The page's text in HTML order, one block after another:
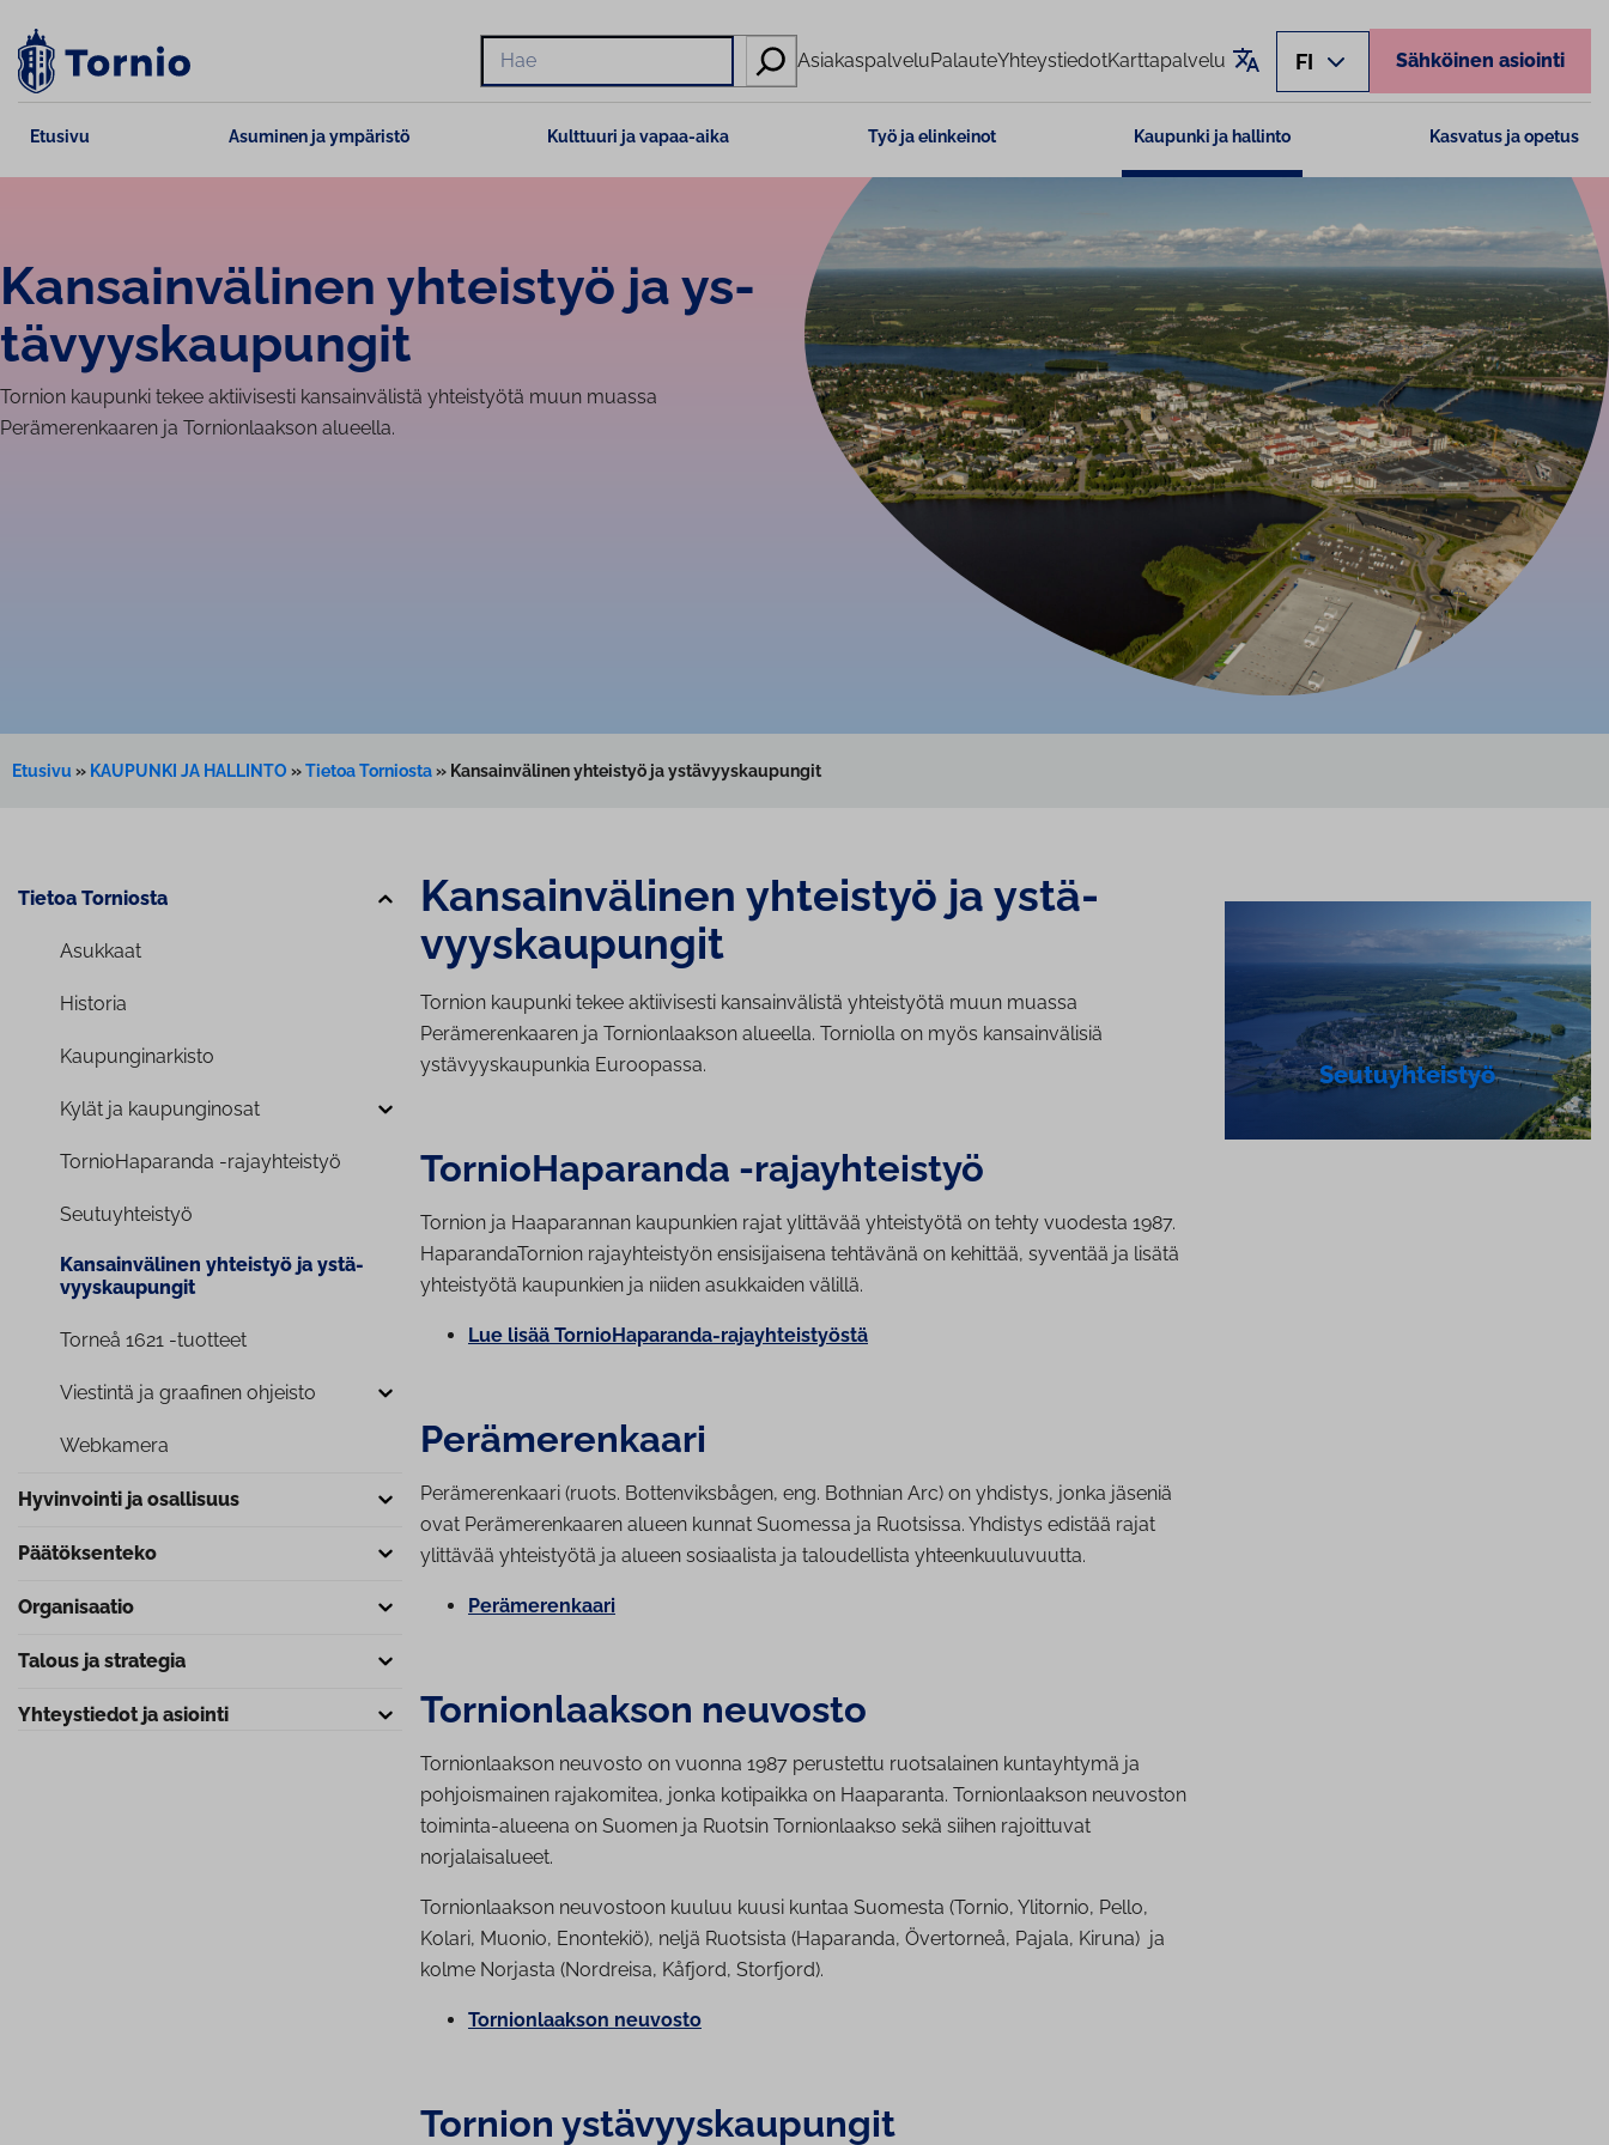
sisältöön
Hae
AsiakaspalveluPalauteYhteystiedotKarttapalvelu Käännä sivu
FI Sähköinen asiointi
Etusivu Asuminen ja ympäristö Kulttuuri ja vapaa-aika Työ ja elinkeinot Kaupunki ja hallinto Kasvatus ja opetus
Kan­sain­vä­li­nen yhteistyö ja ys­
tä­vyys­kau­pun­git
Tornion kaupunki tekee aktiivisesti kansainvälistä yhteistyötä muun muassa
Perämerenkaaren ja Tornionlaakson alueella.
Etusivu » KAUPUNKI JA HALLINTO »Tietoa Torniosta» Kansainvälinen yhteistyö ja ystävyyskaupungit
Tietoa Torniosta
Asukkaat
Historia
Kau­pun­gi­nar­kis­to
Kylät ja kau­pun­gin­osat
Tor­nio­Ha­pa­ran­da -ra­jayh­teis­työ
Seu­tu­yh­teis­työ
Kan­sain­vä­li­nen yhteistyö ja ys­tä­
vyys­kau­pun­git
Torneå 1621 -tuotteet
Viestintä ja graafinen ohjeisto
Webkamera
Hyvinvointi ja osallisuus
Pää­tök­sen­te­ko
Or­ga­ni­saa­tio
Talous ja strategia
Yh­teys­tie­dot ja asiointi
Kan­sain­vä­li­nen yhteistyö ja ys­tä­
vyys­kau­pun­git
Tornion kaupunki tekee aktiivisesti kansainvälistä yhteistyötä muun muassa
Perämerenkaaren ja Tornionlaakson alueella. Torniolla on myös kansainvälisiä
ystävyyskaupunkia Euroopassa.
Tor­nio­Ha­pa­ran­da -ra­jayh­teis­työ
Tornion ja Haaparannan kaupunkien rajat ylittävää yhteistyötä on tehty vuodesta 1987.
HaparandaTornion rajayhteistyön ensisijaisena tehtävänä on kehittää, syventää ja lisätä
yhteistyötä kaupunkien ja niiden asukkaiden välillä.
Lue lisää Tor­nio­Ha­pa­ran­da-ra­jayh­teis­työs­tä
Pe­rä­me­ren­kaa­ri
Perämerenkaari (ruots. Bottenviksbågen, eng. Bothnian Arc) on yhdistys, jonka jäseniä
ovat Perämerenkaaren alueen kunnat Suomessa ja Ruotsissa. Yhdistys edistää rajat
ylittävää yhteistyötä ja alueen sosiaalista ja taloudellista yhteenkuuluvuutta.
Pe­rä­me­ren­kaa­ri
Tor­nion­laak­son neuvosto
Tornionlaakson neuvosto on vuonna 1987 perustettu ruotsalainen kuntayhtymä ja
pohjoismainen rajakomitea, jonka kotipaikka on Haaparanta. Tornionlaakson neuvoston
toiminta-alueena on Suomen ja Ruotsin Tornionlaakso sekä siihen rajoittuvat
norjalaisalueet.
Tornionlaakson neuvostoon kuuluu kuusi kuntaa Suomesta (Tornio, Ylitornio, Pello,
Kolari, Muonio, Enontekiö), neljä Ruotsista (Haparanda, Övertorneå, Pajala, Kiruna) ja
kolme Norjasta (Nordreisa, Kåfjord, Storfjord).
Tor­nion­laak­son neuvosto
Tornion ys­tä­vyys­kau­pun­git
Seu­tu­yh­teis­työ